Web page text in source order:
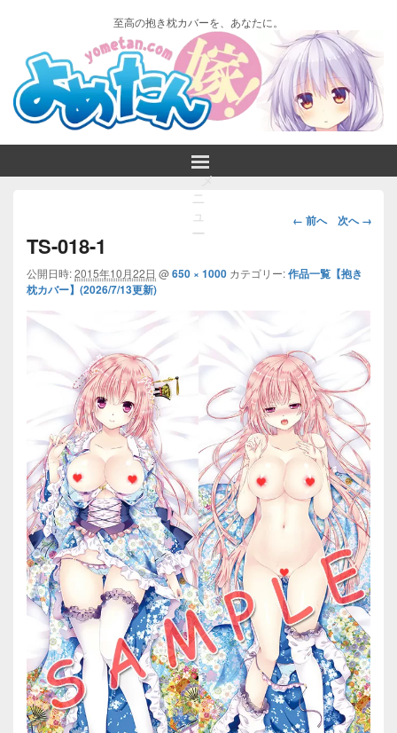
至高の抱き枕カバーを、あなたに。
メ
ニ
ュ
ー
画
ビ
ョ
ン
← 前へ 次へ →
TS-018-1
公開日時:2015年10月22日 @650 × 1000 カテゴリー:作品一覧【抱き
枕カバー】(2026/7/13更新)